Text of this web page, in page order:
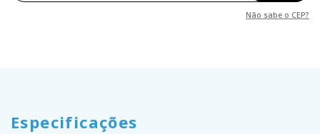
Não sabe o CEP?
Especificações